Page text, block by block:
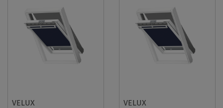
VELUX
VELUX